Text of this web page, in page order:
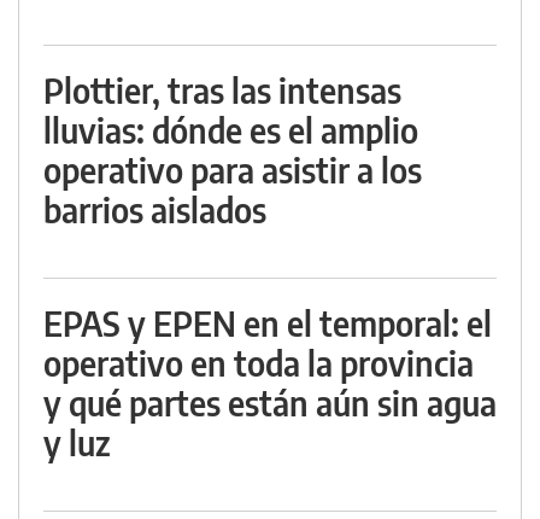
Plottier, tras las intensas
lluvias: dónde es el amplio
operativo para asistir a los
barrios aislados
EPAS y EPEN en el temporal: el
operativo en toda la provincia
y qué partes están aún sin agua
y luz